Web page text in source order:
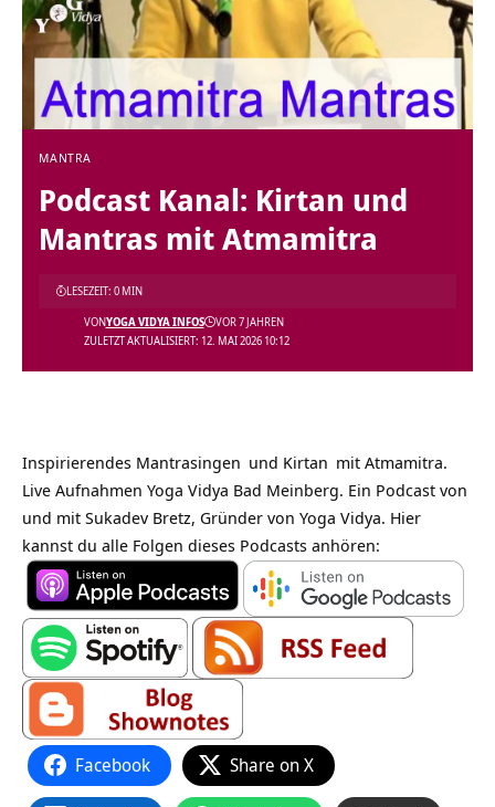
MANTRA
Podcast Kanal: Kirtan und
Mantras mit Atmamitra
ZULETZT AKTUALISIERT: 12. MAI 2026 10:12
VONYOGA VIDYA INFOS VOR 7 JAHREN
LESEZEIT: 0 MIN
Inspirierendes Mantrasingen und Kirtan mit Atmamitra.
Live Aufnahmen Yoga Vidya Bad Meinberg. Ein Podcast von
und mit Sukadev Bretz, Gründer von Yoga Vidya. Hier
kannst du alle Folgen dieses Podcasts anhören:
Facebook Share on X